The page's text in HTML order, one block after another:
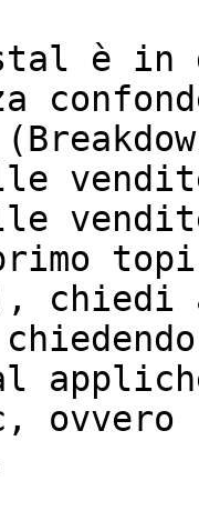
è in
chiedi
ovvero